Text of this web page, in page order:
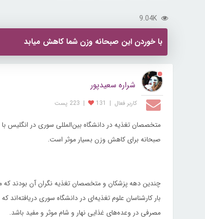
9.04K
با خوردن این صبحانه وزن شما کاهش میابد
شراره سعیدپور
کاربر فعال |
131
| 223 پست
متخصصان تغذیه در دانشگاه بین‌المللی سوری در انگلیس
صبحانه برای كاهش وزن بسیار موثر است.
‌چندین دهه پزشكان و متخصصان تغذیه نگران آن بودند
بار كارشناسان علوم تغذیه‌ای در دانشگاه سوری
مصرفی در وعده‌های غذایی نهار و شام موثر و مفید باشد.